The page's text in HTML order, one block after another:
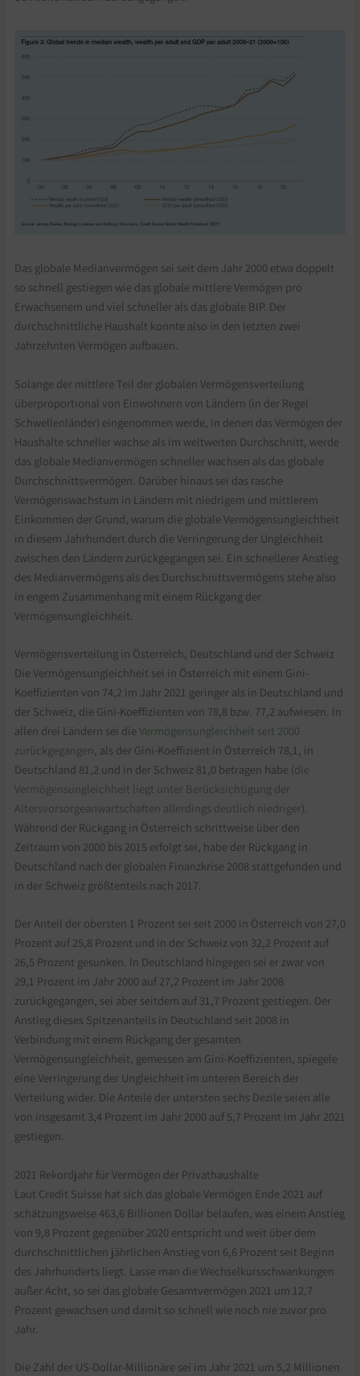
Das globale Medianvermögen sei seit dem Jahr 2000 etwa doppelt
so schnell gestiegen wie das globale mittlere Vermögen pro
Erwachsenem und viel schneller als das globale BIP. Der
durchschnittliche Haushalt konnte also in den letzten zwei
Jahrzehnten Vermögen aufbauen.
Solange der mittlere Teil der globalen Vermögensverteilung
überproportional von Einwohnern von Ländern (in der Regel
Schwellenländer) eingenommen werde, in denen das Vermögen der
Haushalte schneller wachse als im weltweiten Durchschnitt, werde
das globale Medianvermögen schneller wachsen als das globale
Durchschnittsvermögen. Darüber hinaus sei das rasche
Vermögenswachstum in Ländern mit niedrigem und mittlerem
Einkommen der Grund, warum die globale Vermögensungleichheit
in diesem Jahrhundert durch die Verringerung der Ungleichheit
zwischen den Ländern zurückgegangen sei. Ein schnellerer Anstieg
des Medianvermögens als des Durchschnittsvermögens stehe also
in engem Zusammenhang mit einem Rückgang der
Vermögensungleichheit.
Vermögensverteilung in Österreich, Deutschland und der Schweiz
Die Vermögensungleichheit sei in Österreich mit einem Gini-
Koeffizienten von 74,2 im Jahr 2021 geringer als in Deutschland und
der Schweiz, die Gini-Koeffizienten von 78,8 bzw. 77,2 aufwiesen. In
allen drei Ländern sei die Vermögensungleichheit seit 2000
zurückgegangen, als der Gini-Koeffizient in Österreich 78,1, in
Deutschland 81,2 und in der Schweiz 81,0 betragen habe (die
Vermögensungleichheit liegt unter Berücksichtigung der
Altersvorsorgeanwartschaften allerdings deutlich niedriger).
Während der Rückgang in Österreich schrittweise über den
Zeitraum von 2000 bis 2015 erfolgt sei, habe der Rückgang in
Deutschland nach der globalen Finanzkrise 2008 stattgefunden und
in der Schweiz größtenteils nach 2017.
Der Anteil der obersten 1 Prozent sei seit 2000 in Österreich von 27,0
Prozent auf 25,8 Prozent und in der Schweiz von 32,2 Prozent auf
26,5 Prozent gesunken. In Deutschland hingegen sei er zwar von
29,1 Prozent im Jahr 2000 auf 27,2 Prozent im Jahr 2008
zurückgegangen, sei aber seitdem auf 31,7 Prozent gestiegen. Der
Anstieg dieses Spitzenanteils in Deutschland seit 2008 in
Verbindung mit einem Rückgang der gesamten
Vermögensungleichheit, gemessen am Gini-Koeffizienten, spiegele
eine Verringerung der Ungleichheit im unteren Bereich der
Verteilung wider. Die Anteile der untersten sechs Dezile seien alle
von insgesamt 3,4 Prozent im Jahr 2000 auf 5,7 Prozent im Jahr 2021
gestiegen.
2021 Rekordjahr für Vermögen der Privathaushalte
Laut Credit Suisse hat sich das globale Vermögen Ende 2021 auf
schätzungsweise 463,6 Billionen Dollar belaufen, was einem Anstieg
von 9,8 Prozent gegenüber 2020 entspricht und weit über dem
durchschnittlichen jährlichen Anstieg von 6,6 Prozent seit Beginn
des Jahrhunderts liegt. Lasse man die Wechselkursschwankungen
außer Acht, so sei das globale Gesamtvermögen 2021 um 12,7
Prozent gewachsen und damit so schnell wie noch nie zuvor pro
Jahr.
Die Zahl der US-Dollar-Millionäre sei im Jahr 2021 um 5,2 Millionen